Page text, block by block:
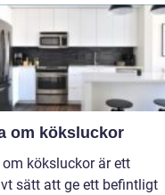
om köksluckor
köksluckor är ett
sätt att ge ett befintligt